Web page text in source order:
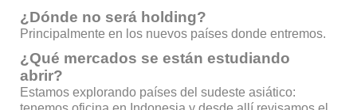
¿Dónde no será holding?
Principalmente en los nuevos países donde entremos.
¿Qué mercados se están estudiando
abrir?
Estamos explorando países del sudeste asiático: